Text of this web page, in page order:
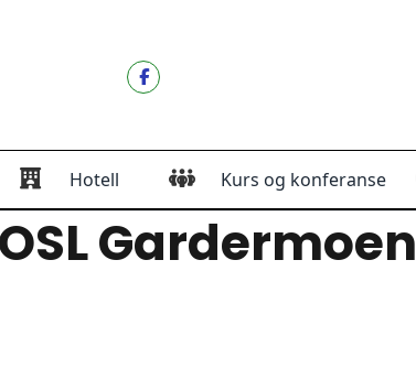
Hotell Kurs og konferanse
OSL Gardermoen